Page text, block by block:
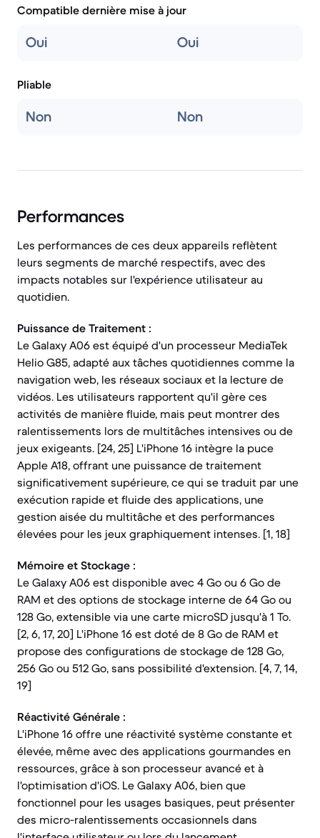
Compatible dernière mise à jour
Oui Oui
Pliable
Non Non
Performances
Les performances de ces deux appareils reflètent
leurs segments de marché respectifs, avec des
impacts notables sur l'expérience utilisateur au
quotidien.
Puissance de Traitement :
Le Galaxy A06 est équipé d'un processeur MediaTek
Helio G85, adapté aux tâches quotidiennes comme la
navigation web, les réseaux sociaux et la lecture de
vidéos. Les utilisateurs rapportent qu'il gère ces
activités de manière fluide, mais peut montrer des
ralentissements lors de multitâches intensives ou de
jeux exigeants. [24, 25] L'iPhone 16 intègre la puce
Apple A18, offrant une puissance de traitement
significativement supérieure, ce qui se traduit par une
exécution rapide et fluide des applications, une
gestion aisée du multitâche et des performances
élevées pour les jeux graphiquement intenses. [1, 18]
Mémoire et Stockage :
Le Galaxy A06 est disponible avec 4 Go ou 6 Go de
RAM et des options de stockage interne de 64 Go ou
128 Go, extensible via une carte microSD jusqu'à 1 To.
[2, 6, 17, 20] L'iPhone 16 est doté de 8 Go de RAM et
propose des configurations de stockage de 128 Go,
256 Go ou 512 Go, sans possibilité d'extension. [4, 7, 14,
19]
Réactivité Générale :
L'iPhone 16 offre une réactivité système constante et
élevée, même avec des applications gourmandes en
ressources, grâce à son processeur avancé et à
l'optimisation d'iOS. Le Galaxy A06, bien que
fonctionnel pour les usages basiques, peut présenter
des micro-ralentissements occasionnels dans